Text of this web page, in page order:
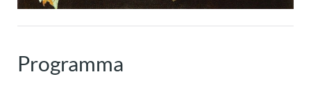
Programma